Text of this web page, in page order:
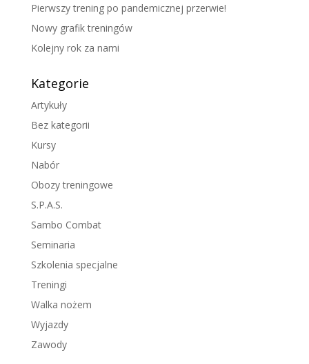
Pierwszy trening po pandemicznej przerwie!
Nowy grafik treningów
Kolejny rok za nami
Kategorie
Artykuły
Bez kategorii
Kursy
Nabór
Obozy treningowe
S.P.A.S.
Sambo Combat
Seminaria
Szkolenia specjalne
Treningi
Walka nożem
Wyjazdy
Zawody